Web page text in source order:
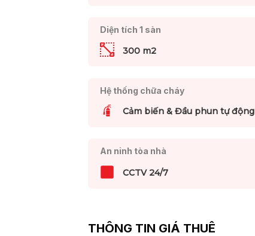
Diện tích 1 sàn
300 m2
Hệ thống chữa cháy
Cảm biến & Đầu phun tự động
An ninh tòa nhà
CCTV 24/7
THÔNG TIN GIÁ THUÊ